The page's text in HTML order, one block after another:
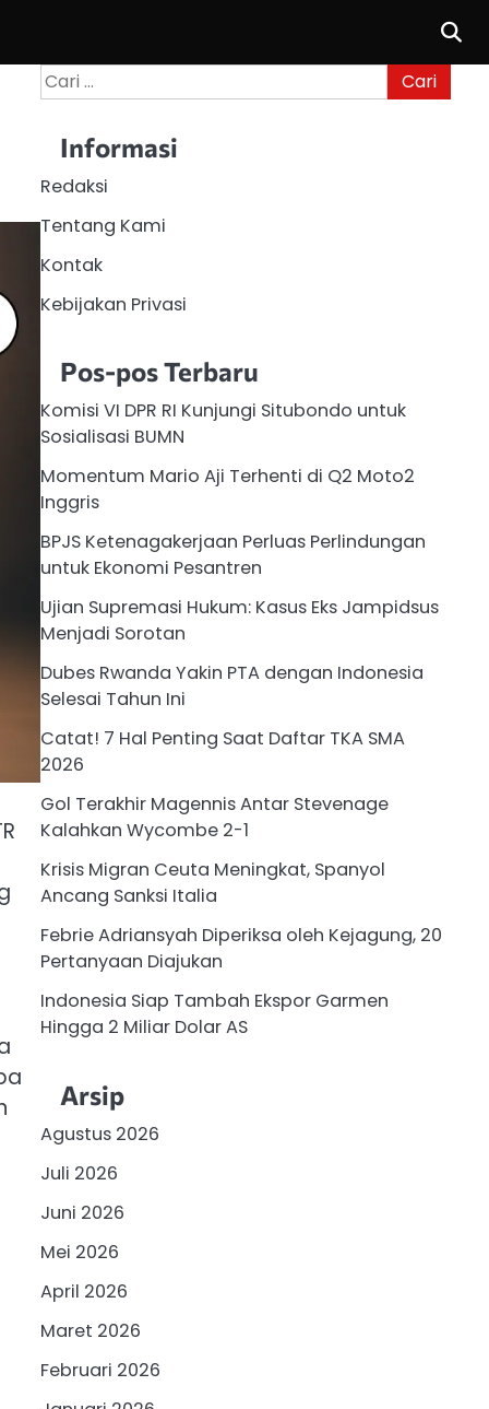
Cari
untuk:
Informasi
Redaksi
Tentang Kami
Kontak
Kebijakan Privasi
Pos-pos Terbaru
Komisi VI DPR RI Kunjungi Situbondo untuk
Sosialisasi BUMN
Momentum Mario Aji Terhenti di Q2 Moto2
Inggris
BPJS Ketenagakerjaan Perluas Perlindungan
untuk Ekonomi Pesantren
Ujian Supremasi Hukum: Kasus Eks Jampidsus
Menjadi Sorotan
Dubes Rwanda Yakin PTA dengan Indonesia
Selesai Tahun Ini
Catat! 7 Hal Penting Saat Daftar TKA SMA
2026
Gol Terakhir Magennis Antar Stevenage
Kalahkan Wycombe 2-1
Krisis Migran Ceuta Meningkat, Spanyol
Ancang Sanksi Italia
Febrie Adriansyah Diperiksa oleh Kejagung, 20
Pertanyaan Diajukan
Indonesia Siap Tambah Ekspor Garmen
Hingga 2 Miliar Dolar AS
Arsip
Agustus 2026
Juli 2026
Juni 2026
Mei 2026
April 2026
Maret 2026
Februari 2026